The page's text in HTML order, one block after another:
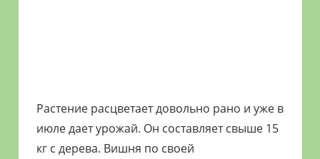
Растение расцветает довольно рано и уже в
июле дает урожай. Он составляет свыше 15
кг с дерева. Вишня по своей